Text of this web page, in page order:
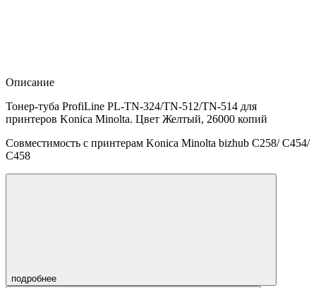
Описание
Тонер-туба ProfiLine PL-TN-324/TN-512/TN-514 для
принтеров Konica Minolta. Цвет Желтый, 26000 копий
Совместимость с принтерам Konica Minolta bizhub C258/ C454/
C458
подробнее